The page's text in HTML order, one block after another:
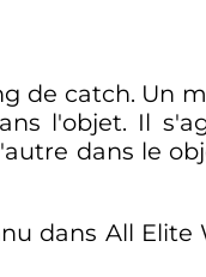
de catch. Un
l'objet. Il
dans le
dans All Elite